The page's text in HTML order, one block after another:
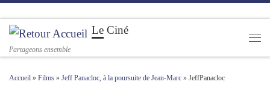
Passer au contenu
Le Ciné
Partageons ensemble
Accueil » Films » Jeff Panacloc, à la poursuite de Jean-Marc » JeffPanacloc